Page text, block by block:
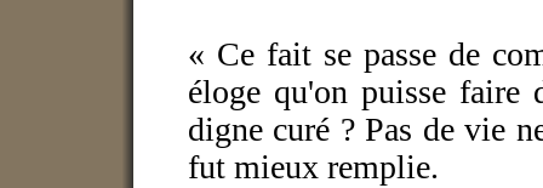
« Ce fait se passe de
éloge qu'on puisse faire
digne curé ? Pas de vie
fut mieux remplie.